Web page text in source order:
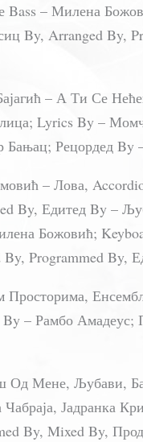
Bass – Милена
By, Arranged By,
– А Ти Се
Lyrics By –
Рецордед By
– Лова,
By, Едитед By –
Божовић;
Programmed By,
– Рамбо Амадеус;
Од Мене, Љубави,
Јадранка
By, Mixed By,